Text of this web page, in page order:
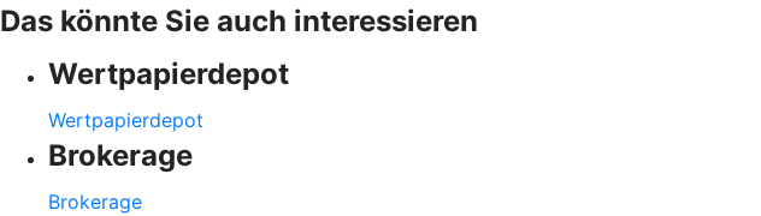
Das könnte Sie auch interessieren
Wertpapierdepot
Wertpapierdepot
Brokerage
Brokerage